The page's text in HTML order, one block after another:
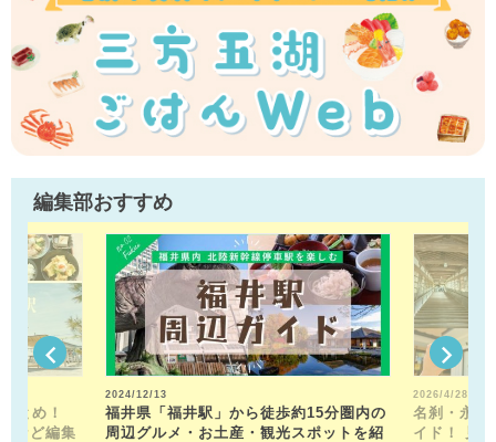
編集部おすすめ
とめ！
など編集
2024/12/13
福井県「福井駅」から徒歩約15分圏内の
周辺グルメ・お土産・観光スポットを紹
2026/4/28
名刹・永平
イド！ 見